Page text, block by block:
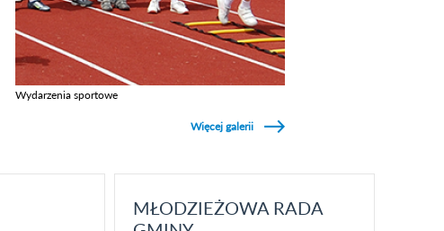
Wydarzenia sportowe
Więcej galerii
MŁODZIEŻOWA RADA